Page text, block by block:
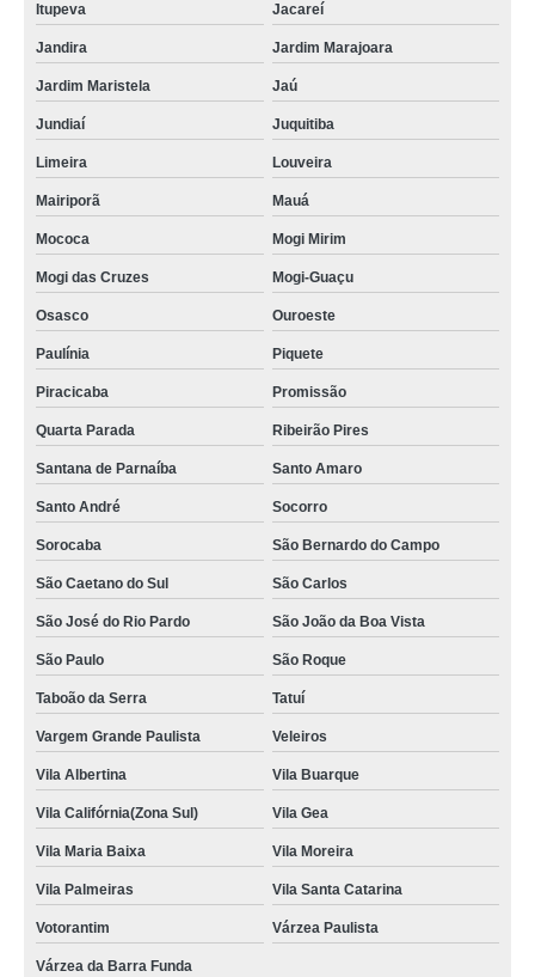
Itupeva Jacareí
Jandira Jardim Marajoara
Jardim Maristela Jaú
Jundiaí Juquitiba
Limeira Louveira
Mairiporã Mauá
Mococa Mogi Mirim
Mogi das Cruzes Mogi-Guaçu
Osasco Ouroeste
Paulínia Piquete
Piracicaba Promissão
Quarta Parada Ribeirão Pires
Santana de Parnaíba Santo Amaro
Santo André Socorro
Sorocaba São Bernardo do Campo
São Caetano do Sul São Carlos
São José do Rio Pardo São João da Boa Vista
São Paulo São Roque
Taboão da Serra Tatuí
Vargem Grande Paulista Veleiros
Vila Albertina Vila Buarque
Vila Califórnia(Zona Sul) Vila Gea
Vila Maria Baixa Vila Moreira
Vila Palmeiras Vila Santa Catarina
Votorantim Várzea Paulista
Várzea da Barra Funda